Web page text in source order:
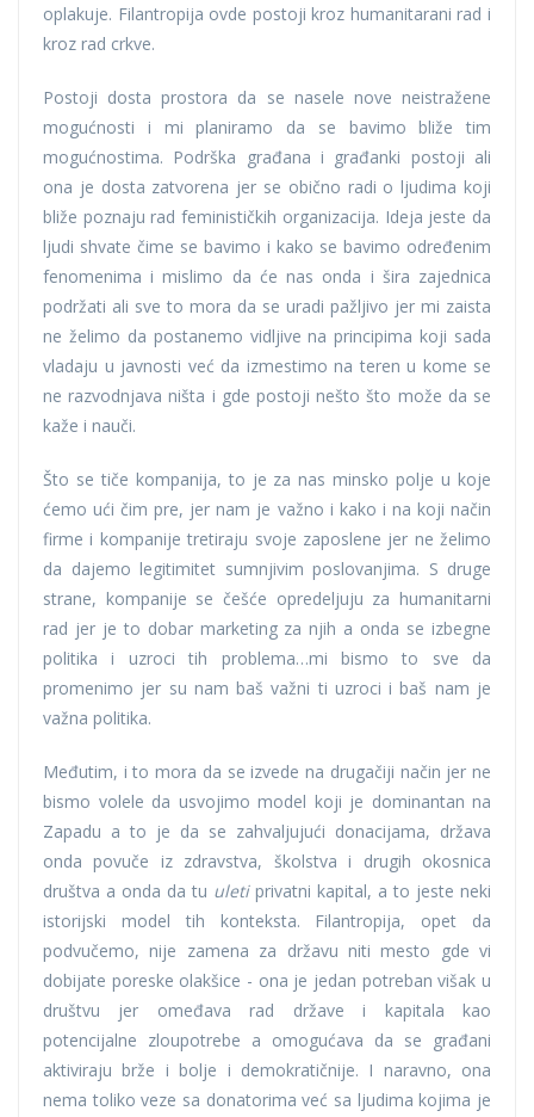
oplakuje. Filantropija ovde postoji kroz humanitarani rad i
kroz rad crkve.
Postoji dosta prostora da se nasele nove neistražene
mogućnosti i mi planiramo da se bavimo bliže tim
mogućnostima. Podrška građana i građanki postoji ali
ona je dosta zatvorena jer se obično radi o ljudima koji
bliže poznaju rad feminističkih organizacija. Ideja jeste da
ljudi shvate čime se bavimo i kako se bavimo određenim
fenomenima i mislimo da će nas onda i šira zajednica
podržati ali sve to mora da se uradi pažljivo jer mi zaista
ne želimo da postanemo vidljive na principima koji sada
vladaju u javnosti već da izmestimo na teren u kome se
ne razvodnjava ništa i gde postoji nešto što može da se
kaže i nauči.
Što se tiče kompanija, to je za nas minsko polje u koje
ćemo ući čim pre, jer nam je važno i kako i na koji način
firme i kompanije tretiraju svoje zaposlene jer ne želimo
da dajemo legitimitet sumnjivim poslovanjima. S druge
strane, kompanije se češće opredeljuju za humanitarni
rad jer je to dobar marketing za njih a onda se izbegne
politika i uzroci tih problema…mi bismo to sve da
promenimo jer su nam baš važni ti uzroci i baš nam je
važna politika.
Međutim, i to mora da se izvede na drugačiji način jer ne
bismo volele da usvojimo model koji je dominantan na
Zapadu a to je da se zahvaljujući donacijama, država
onda povuče iz zdravstva, školstva i drugih okosnica
društva a onda da tu uletiprivatni kapital, a to jeste neki
istorijski model tih konteksta. Filantropija, opet da
podvučemo, nije zamena za državu niti mesto gde vi
dobijate poreske olakšice - ona je jedan potreban višak u
društvu jer omeđava rad države i kapitala kao
potencijalne zloupotrebe a omogućava da se građani
aktiviraju brže i bolje i demokratičnije. I naravno, ona
nema toliko veze sa donatorima već sa ljudima kojima je